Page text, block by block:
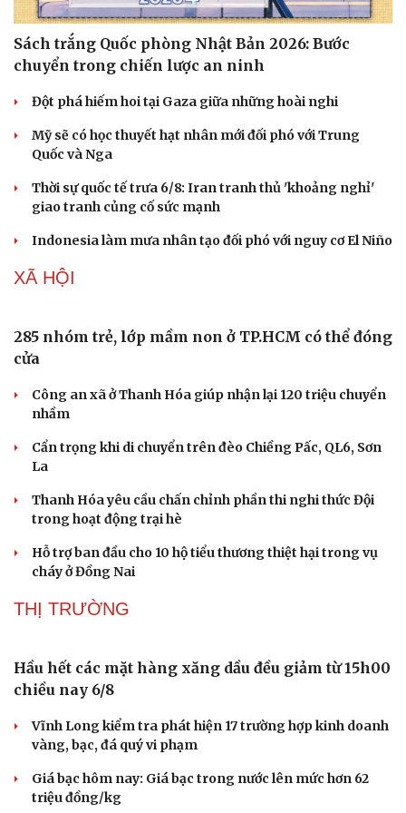
Doanh nghiệp
Thông tin doanh nghiệp
Doanh nhân
Vì cộng đồng
Công nghệ
Sành điệu
Trải nghiệm
Sách trắng Quốc phòng Nhật Bản 2026: Bước
chuyển trong chiến lược an ninh
Đột phá hiếm hoi tại Gaza giữa những hoài nghi
Mỹ sẽ có học thuyết hạt nhân mới đối phó với Trung
Quốc và Nga
Thời sự quốc tế trưa 6/8: Iran tranh thủ 'khoảng nghỉ'
giao tranh củng cố sức mạnh
Indonesia làm mưa nhân tạo đối phó với nguy cơ El Niño
XÃ HỘI
285 nhóm trẻ, lớp mầm non ở TP.HCM có thể đóng
cửa
nhầm
La
Thanh Hóa yêu cầu chấn chỉnh phần thi nghi thức Đội
Hỗ trợ ban đầu cho 10 hộ tiểu thương thiệt hại trong vụ
THỊ TRƯỜNG